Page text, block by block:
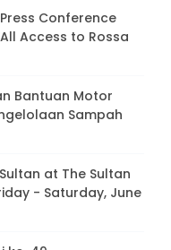
Conference
Access to Rossa
Bantuan Motor
Sampah
at The Sultan
- Saturday, June